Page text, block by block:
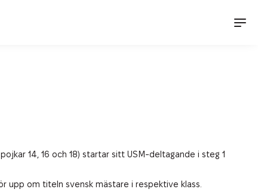
14, 16 och 18) startar sitt USM-deltagande i steg 1
upp om titeln svensk mästare i respektive klass.